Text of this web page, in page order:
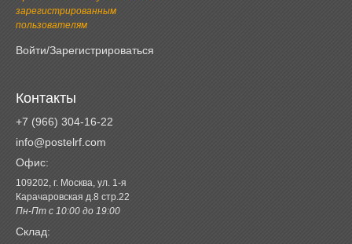
зарегистрированным
пользователям
Войти/Зарегистрироваться
Контакты
+7 (966) 304-16-22
info@postelrf.com
Офис:
109202, г. Москва, ул. 1-я
Карачаровская д.8 стр.22
Пн-Пт с 10:00 до 19:00
Склад: